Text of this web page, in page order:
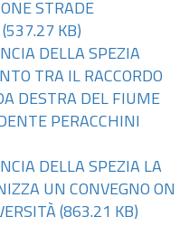
STRADE
(537.27 KB)
DELLA SPEZIA
TRA IL RACCORDO
DESTRA DEL FIUME
PERACCHINI
DELLA SPEZIA LA
UN CONVEGNO ON
(863.21 KB)